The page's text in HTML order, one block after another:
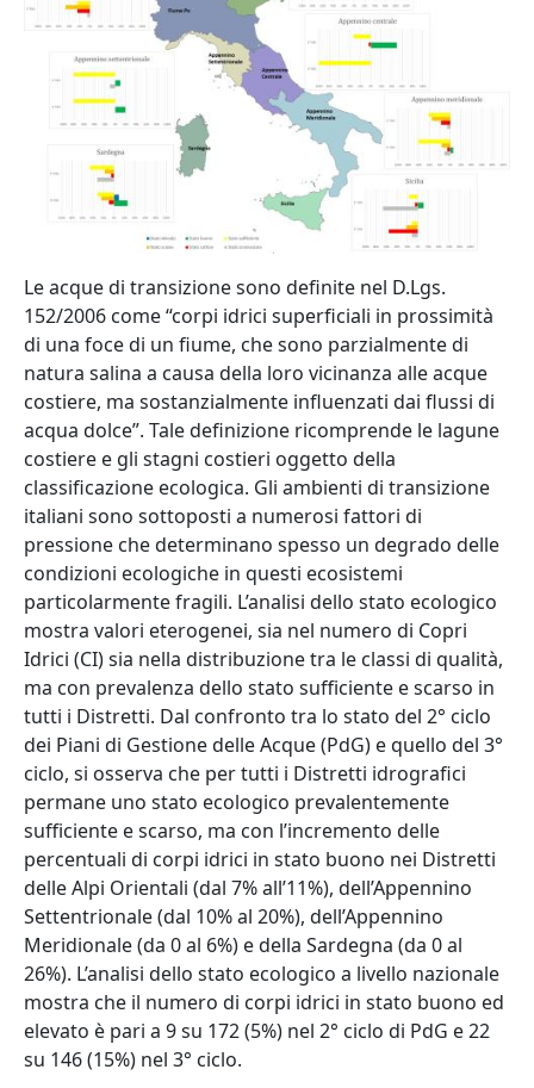
Abstract
Le acque di transizione sono definite nel D.Lgs.
152/2006 come “corpi idrici superficiali in prossimità
di una foce di un fiume, che sono parzialmente di
natura salina a causa della loro vicinanza alle acque
costiere, ma sostanzialmente influenzati dai flussi di
acqua dolce”. Tale definizione ricomprende le lagune
costiere e gli stagni costieri oggetto della
classificazione ecologica. Gli ambienti di transizione
italiani sono sottoposti a numerosi fattori di
pressione che determinano spesso un degrado delle
condizioni ecologiche in questi ecosistemi
particolarmente fragili. L’analisi dello stato ecologico
mostra valori eterogenei, sia nel numero di Copri
Idrici (CI) sia nella distribuzione tra le classi di qualità,
ma con prevalenza dello stato sufficiente e scarso in
tutti i Distretti. Dal confronto tra lo stato del 2° ciclo
dei Piani di Gestione delle Acque (PdG) e quello del 3°
ciclo, si osserva che per tutti i Distretti idrografici
permane uno stato ecologico prevalentemente
sufficiente e scarso, ma con l’incremento delle
percentuali di corpi idrici in stato buono nei Distretti
delle Alpi Orientali (dal 7% all’11%), dell’Appennino
Settentrionale (dal 10% al 20%), dell’Appennino
Meridionale (da 0 al 6%) e della Sardegna (da 0 al
26%). L’analisi dello stato ecologico a livello nazionale
mostra che il numero di corpi idrici in stato buono ed
elevato è pari a 9 su 172 (5%) nel 2° ciclo di PdG e 22
su 146 (15%) nel 3° ciclo.